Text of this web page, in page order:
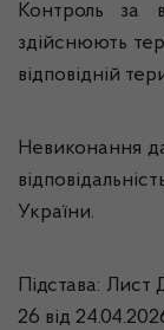
Контроль за
здійснюють
відповідній
Невиконання
України.
Підстава:
26 від